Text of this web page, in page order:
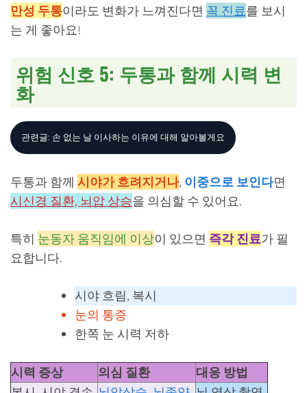
만성 두통이라도 변화가 느껴진다면 꼭 진료를 보시
는 게 좋아요!
위험 신호 5: 두통과 함께 시력 변
화
관련글: 손 없는 날 이사하는 이유에 대해 알아볼게요
두통과 함께 시야가 흐려지거나, 이중으로 보인다면
시신경 질환, 뇌압 상승을 의심할 수 있어요.
특히 눈동자 움직임에 이상이 있으면 즉각 진료가 필
요합니다.
시야 흐림, 복시
눈의 통증
한쪽 눈 시력 저하
시력 증상 의심 질환
대응 방법